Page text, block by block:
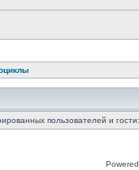
пользователей и